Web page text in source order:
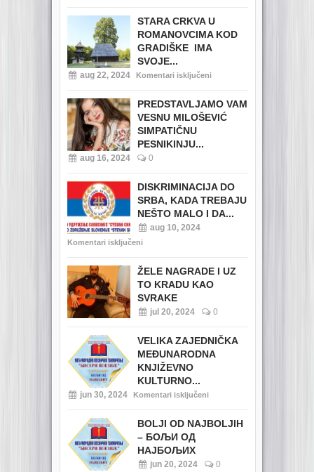
STARA CRKVA U
ROMANOVCIMA KOD
GRADIŠKE IMA
SVOJE...
aug 22, 2024 Komentari isključeni
PREDSTAVLJAMO VAM
VESNU MILOŠEVIĆ
SIMPATIČNU
PESNIKINJU...
aug 16, 2024 0
DISKRIMINACIJA DO
SRBA, KADA TREBAJU
NEŠTO MALO I DA...
aug 10, 2024
Komentari isključeni
ŽELE NAGRADE I UZ
TO KRADU KAO
SVRAKE
jul 20, 2024 0
VELIKA ZAJEDNIČKA
MEĐUNARODNA
KNJIŽEVNO
KULTURNO...
jun 30, 2024 Komentari isključeni
BOLJI OD NAJBOLJIH
– БОЉИ ОД
НАЈБОЉИХ
jun 20, 2024 0